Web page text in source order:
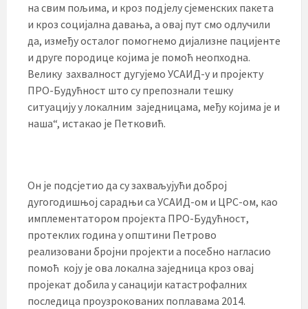
на свим пољима, и кроз подјелу сјеменских пакета
и кроз социјална давања, а овај пут смо одлучили
да, између осталог помогнемо дијализне пацијенте
и друге породице којима је помоћ неопходна.
Велику захвалност дугујемо УСАИД-у и пројекту
ПРО-Будућност што су препознали тешку
ситуацију у локалним заједницама, међу којима је и
наша“, истакао је Петковић.
Он је подсјетио да су захваљујући доброј
дугогодишњој сарадњи са УСАИД-ом и ЦРС-ом, као
имплементатором пројекта ПРО-Будућност,
протеклих година у општини Петрово
реализовани бројни пројекти а посебно нагласио
помоћ коју је ова локална заједница кроз овај
пројекат добила у санацији катастрофалних
последица проузрокованих поплавама 2014.